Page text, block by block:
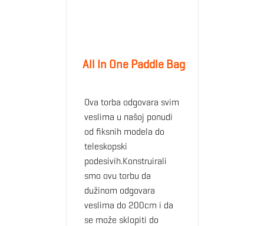
All In One Paddle Bag
Ova torba odgovara svim
veslima u našoj ponudi
od fiksnih modela do
teleskopski
podesivih.Konstruirali
smo ovu torbu da
dužinom odgovara
veslima do 200cm i da
se može sklopiti do